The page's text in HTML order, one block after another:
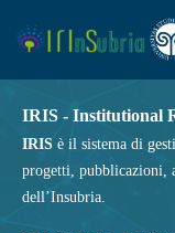
IRIS - Institutional
IRIS è il sistema di
progetti, pubblicazioni,
dell’Insubria.